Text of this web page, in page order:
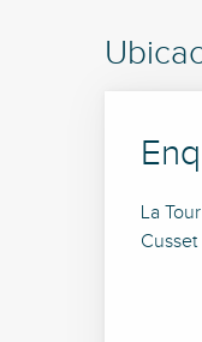
La
Cusset